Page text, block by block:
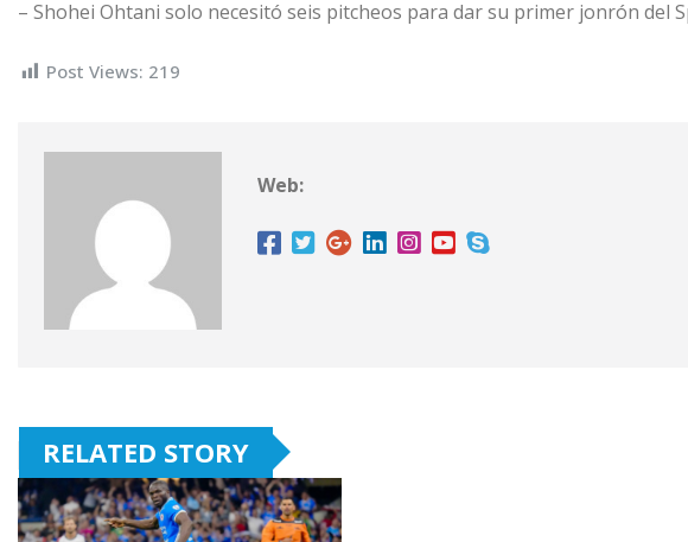
– Shohei Ohtani solo necesitó seis pitcheos para dar su primer jonrón del
Post Views: 219
Web:
RELATED STORY